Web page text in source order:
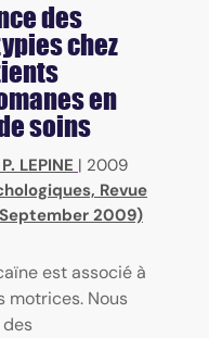
des
chez
en
soins
LEPINE | 2009
Revue
September 2009)
est associé à
motrices. Nous